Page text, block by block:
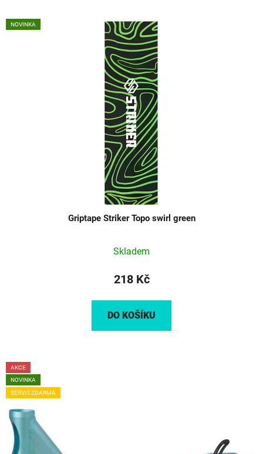
NOVINKA
Griptape Striker Topo swirl green
Skladem
218 Kč
DO KOŠÍKU
AKCE
NOVINKA
SERVIS ZDARMA